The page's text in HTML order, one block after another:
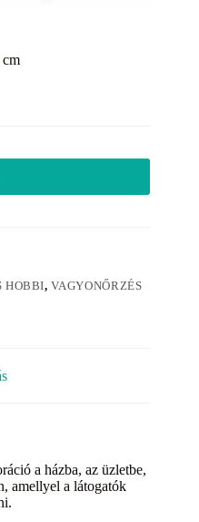
cm
HOBBI,VAGYONŐRZÉS
a házba, az üzletbe,
amellyel a látogatók